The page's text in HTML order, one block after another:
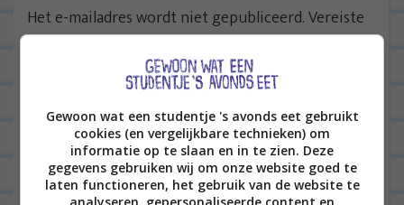
Het e-mailadres wordt niet gepubliceerd.Vereiste
Gewoon wat een studentje 's avonds eet gebruikt
cookies (en vergelijkbare technieken) om
informatie op te slaan en in te zien. Deze
gegevens gebruiken wij om onze website goed te
laten functioneren, het gebruik van de website te
analyseren, gepersonaliseerde content en